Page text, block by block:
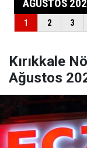
Kırıkkale
Ağustos